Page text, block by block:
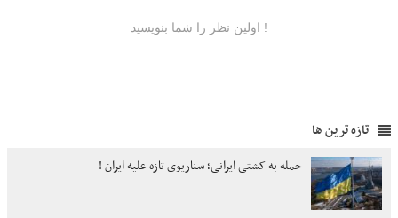
تازه ترین ها
حمله به کشتی ایرانی؛ سناریوی تازه علیه ایران !